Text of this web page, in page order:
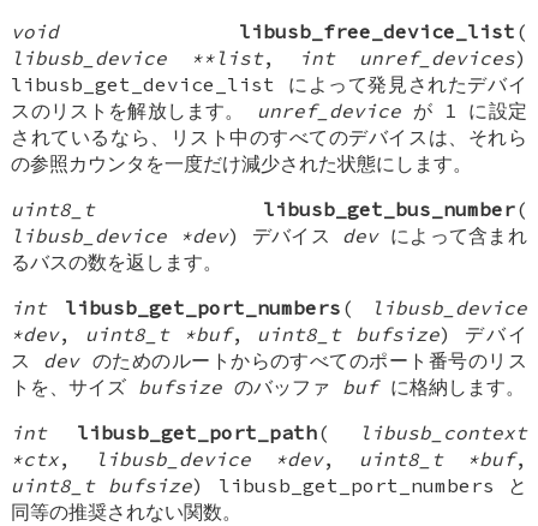
void
libusb_free_device_list (
libusb_device **list, int unref_devices)
libusb_get_device_list によって発見されたデバイ
スのリストを解放します。 unref_deviceが 1 に設定
されているなら、リスト中のすべてのデバイスは、それら
の参照カウンタを一度だけ減少された状態にします。
uint8_t
libusb_get_bus_number(
libusb_device *dev) デバイス devによって含まれ
るバスの数を返します。
int
libusb_get_port_numbers (
libusb_device
*dev, uint8_t *buf, uint8_t bufsize) デバイ
ス devのためのルートからのすべてのポート番号のリス
トを、サイズ bufsize のバッファ bufに格納します。
int
libusb_get_port_path(
libusb_context
*ctx, libusb_device *dev, uint8_t *buf,
uint8_t bufsize) libusb_get_port_numbers と
同等の推奨されない関数。